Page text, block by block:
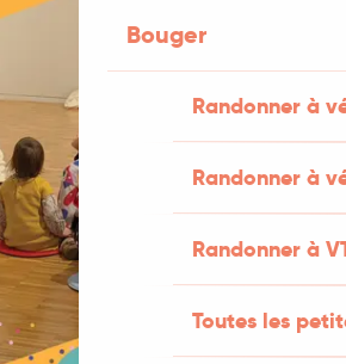
Bouger
Randonner à
Randonner à
Randonner à
Toutes les